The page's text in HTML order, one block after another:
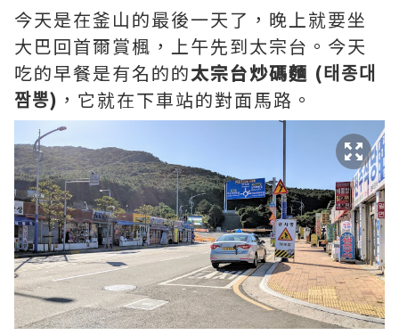
今天是在釜山的最後一天了，晚上就要坐
大巴回首爾賞楓，上午先到太宗台。今天
吃的早餐是有名的的太宗台炒碼麵 (태종대
짬뽕) ，它就在下車站的對面馬路。